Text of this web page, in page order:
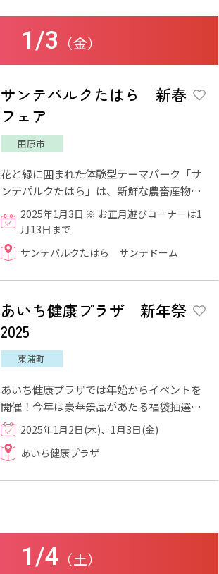
1/3 （金）
サンテパルクたはら 新春
フェア
田原市
花と緑に囲まれた体験型テーマパーク「サ
ンテパルクたはら」は、新鮮な農畜産物の
直売所や遊具、レストラン、小動物園など
があり、ファミリーに人...
2025年1月3日 ※ お正月遊びコーナーは1
月13日まで
サンテパルクたはら サンテドーム
あいち健康プラザ 新年祭
2025
東浦町
あいち健康プラザでは年始からイベントを
開催！今年は豪華景品があたる福袋抽選会
(先着各日100名)と干支せっけんプレゼン
ト(先着各日50名様)が両日...
2025年1月2日(木)、1月3日(金)
あいち健康プラザ
1/4 （土）